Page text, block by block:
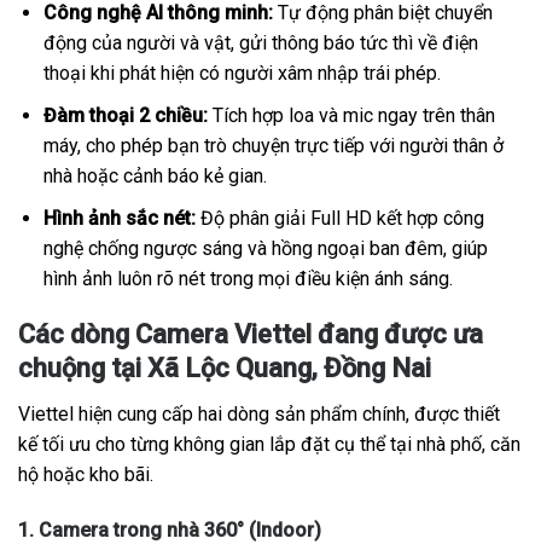
Công nghệ AI thông minh:Tự động phân biệt chuyển
động của người và vật, gửi thông báo tức thì về điện
thoại khi phát hiện có người xâm nhập trái phép.
Đàm thoại 2 chiều:Tích hợp loa và mic ngay trên thân
máy, cho phép bạn trò chuyện trực tiếp với người thân ở
nhà hoặc cảnh báo kẻ gian.
Hình ảnh sắc nét:Độ phân giải Full HD kết hợp công
nghệ chống ngược sáng và hồng ngoại ban đêm, giúp
hình ảnh luôn rõ nét trong mọi điều kiện ánh sáng.
Các dòng Camera Viettel đang được ưa
chuộng tại Xã Lộc Quang, Đồng Nai
Viettel hiện cung cấp hai dòng sản phẩm chính, được thiết
kế tối ưu cho từng không gian lắp đặt cụ thể tại nhà phố, căn
hộ hoặc kho bãi.
1. Camera trong nhà 360° (Indoor)